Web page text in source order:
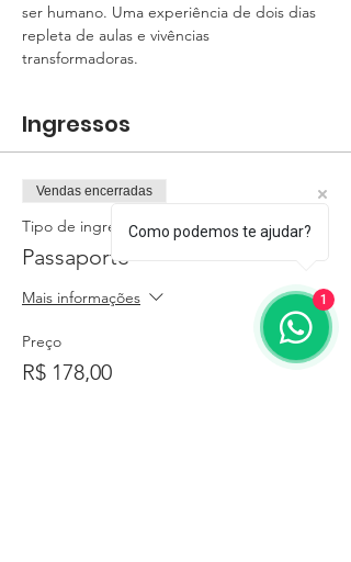
Como podemos te ajudar?
1
ser humano. Uma experiência de dois dias
repleta de aulas e vivências
transformadoras.
Ingressos
Vendas encerradas
Tipo de ingresso
Passaporte
Mais informações
Preço
R$ 178,00